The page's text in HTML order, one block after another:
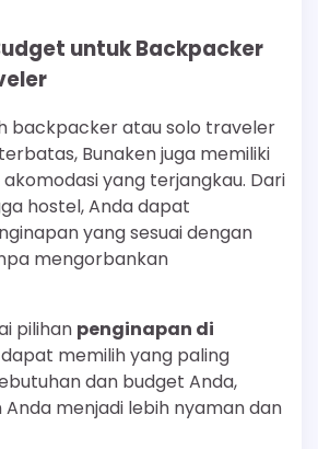
untuk Backpacker
backpacker atau solo traveler
Bunaken juga memiliki
yang terjangkau. Dari
hostel, Anda dapat
yang sesuai dengan
mengorbankan
pilihan penginapan di
memilih yang paling
dan budget Anda,
menjadi lebih nyaman dan